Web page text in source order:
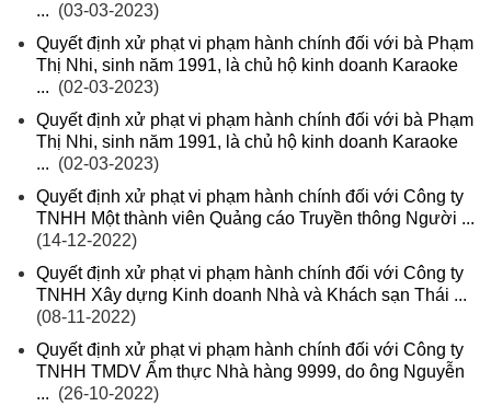
... (03-03-2023)
Quyết định xử phạt vi phạm hành chính đối với bà Phạm
Thị Nhi, sinh năm 1991, là chủ hộ kinh doanh Karaoke
... (02-03-2023)
Quyết định xử phạt vi phạm hành chính đối với bà Phạm
Thị Nhi, sinh năm 1991, là chủ hộ kinh doanh Karaoke
... (02-03-2023)
Quyết định xử phạt vi phạm hành chính đối với Công ty
TNHH Một thành viên Quảng cáo Truyền thông Người ...
(14-12-2022)
Quyết định xử phạt vi phạm hành chính đối với Công ty
TNHH Xây dựng Kinh doanh Nhà và Khách sạn Thái ...
(08-11-2022)
Quyết định xử phạt vi phạm hành chính đối với Công ty
TNHH TMDV Ẩm thực Nhà hàng 9999, do ông Nguyễn
... (26-10-2022)